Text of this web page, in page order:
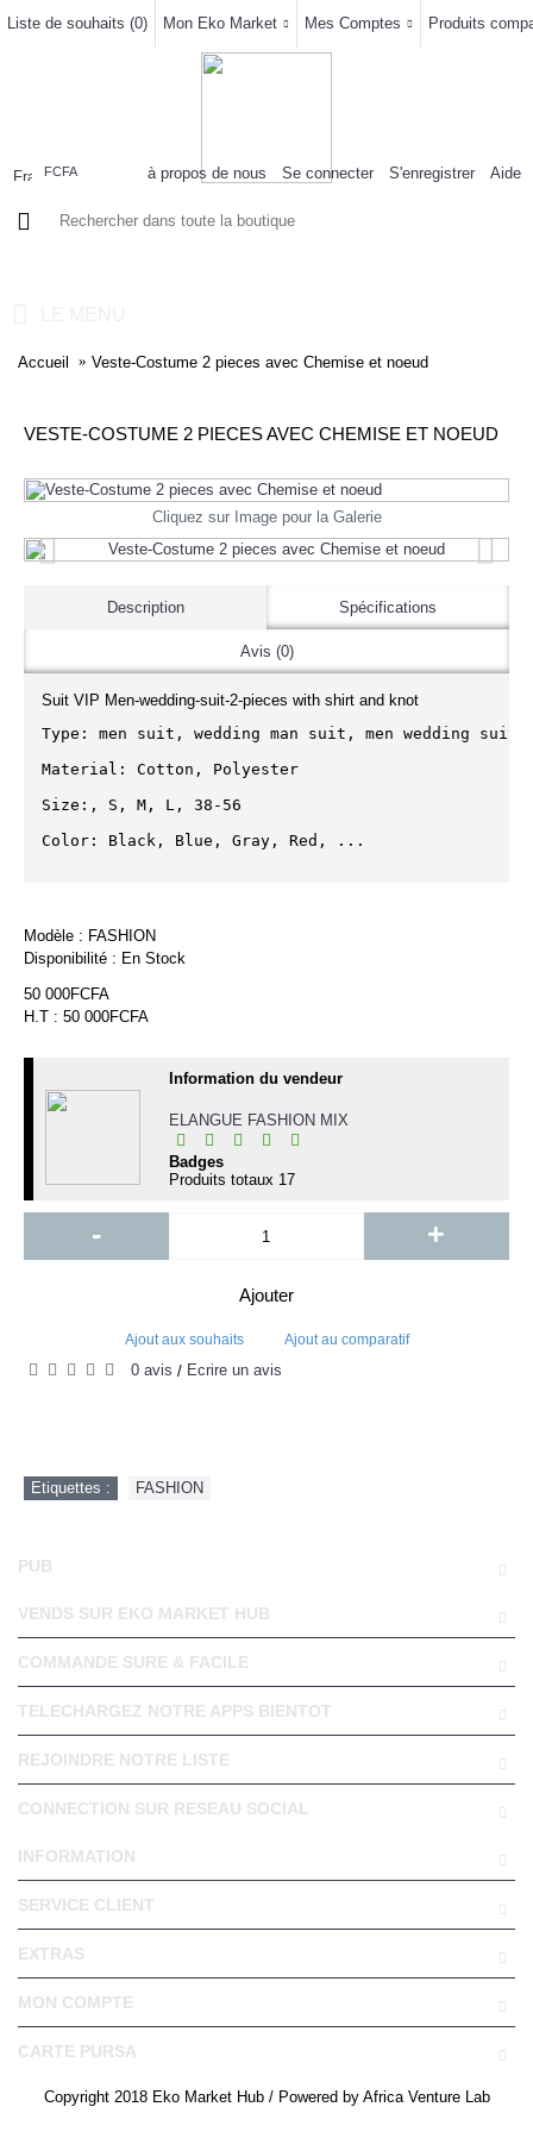
Liste de souhaits (0) Mon Eko Market Mes Comptes Produits
FCFA à propos de nous Se connecter S'enregistrer Aide
Accueil Veste-Costume 2 pieces avec Chemise et noeud
VESTE-COSTUME 2 PIECES AVEC CHEMISE ET NOEUD
Cliquez sur Image pour la Galerie
Description Spécifications
Avis (0)
Suit VIP Men-wedding-suit-2-pieces with shirt and knot
Type: men suit, wedding man suit, men wedding
Material: Cotton, Polyester
Size:, S, M, L, 38-56
Color: Black, Blue, Gray, Red, ...
Modèle : FASHION
Disponibilité : En Stock
50 000FCFA
H.T : 50 000FCFA
Information du vendeur
ELANGUE FASHION MIX
Badges
Produits totaux 17
- +
Ajouter
Ajout aux souhaits Ajout au comparatif
0 avis / Écrire un avis
Etiquettes : FASHION
PUB
VENDS SUR EKO MARKET HUB
COMMANDE SURE & FACILE
TELECHARGEZ NOTRE APPS BIENTOT
REJOINDRE NOTRE LISTE
CONNECTION SUR RESEAU SOCIAL
INFORMATION
SERVICE CLIENT
EXTRAS
MON COMPTE
CARTE PURSA
Copyright 2018 Eko Market Hub / Powered by Africa Venture Lab